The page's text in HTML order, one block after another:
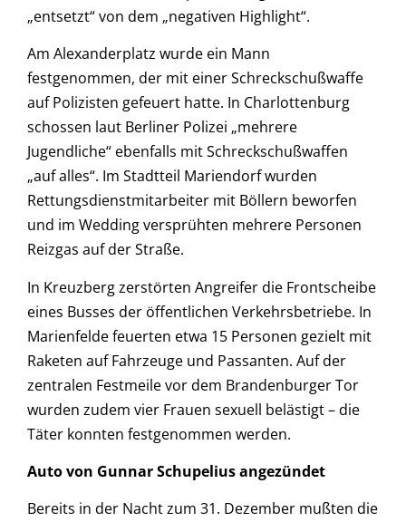
„entsetzt“ von dem „negativen Highlight“.
Am Alexanderplatz wurde ein Mann
festgenommen, der mit einer Schreckschußwaffe
auf Polizisten gefeuert hatte. In Charlottenburg
schossen laut Berliner Polizei „mehrere
Jugendliche“ ebenfalls mit Schreckschußwaffen
„auf alles“. Im Stadtteil Mariendorf wurden
Rettungsdienstmitarbeiter mit Böllern beworfen
und im Wedding versprühten mehrere Personen
Reizgas auf der Straße.
In Kreuzberg zerstörten Angreifer die Frontscheibe
eines Busses der öffentlichen Verkehrsbetriebe. In
Marienfelde feuerten etwa 15 Personen gezielt mit
Raketen auf Fahrzeuge und Passanten. Auf der
zentralen Festmeile vor dem Brandenburger Tor
wurden zudem vier Frauen sexuell belästigt – die
Täter konnten festgenommen werden.
Auto von Gunnar Schupelius angezündet
Bereits in der Nacht zum 31. Dezember mußten die